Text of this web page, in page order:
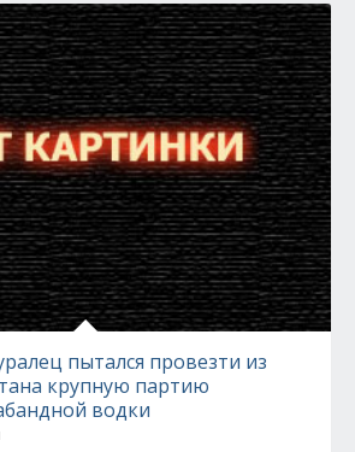
пытался провезти из
крупную партию
водки